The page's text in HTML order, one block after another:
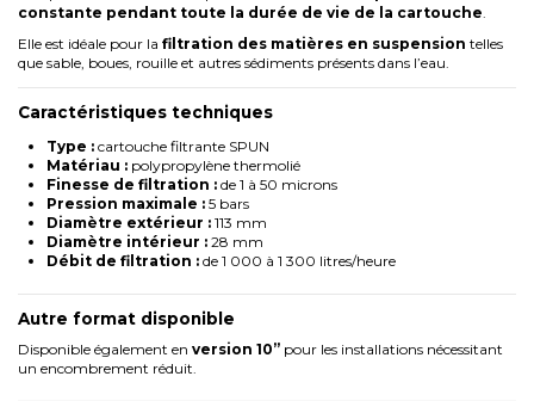
constante pendant toute la durée de vie de la cartouche.
Elle est idéale pour la filtration des matières en suspension telles
que sable, boues, rouille et autres sédiments présents dans l’eau.
Caractéristiques techniques
Type : cartouche filtrante SPUN
Matériau : polypropylène thermolié
Finesse de filtration : de 1 à 50 microns
Pression maximale : 5 bars
Diamètre extérieur : 113 mm
Diamètre intérieur : 28 mm
Débit de filtration : de 1 000 à 1 300 litres/heure
Autre format disponible
Disponible également en version 10’’ pour les installations nécessitant
un encombrement réduit.